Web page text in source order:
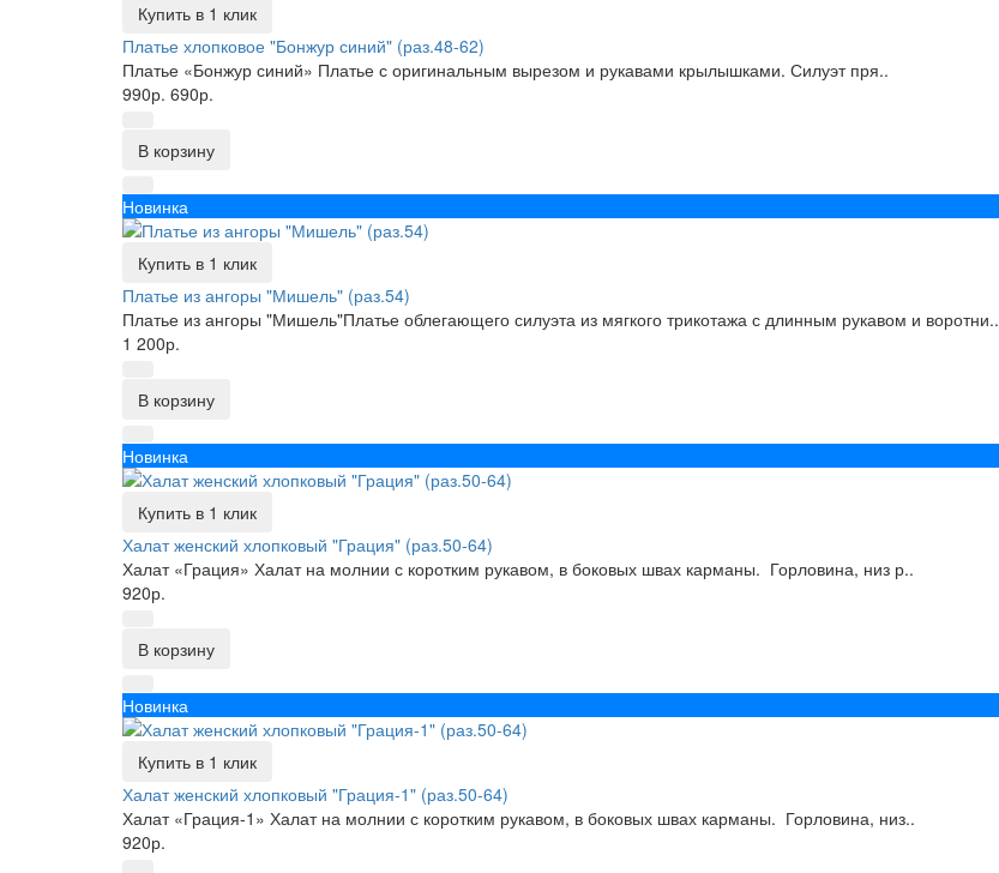
Купить в 1 клик
Платье хлопковое "Бонжур синий" (раз.48-62)
Платье «Бонжур синий» Платье с оригинальным вырезом и рукавами крылышками. Силуэт пря..
990р. 690р.
В корзину
Новинка
Купить в 1 клик
Платье из ангоры "Мишель" (раз.54)
Платье из ангоры "Мишель"Платье облегающего силуэта из мягкого трикотажа с длинным рукавом и воротни..
1 200р.
В корзину
Новинка
Купить в 1 клик
Халат женский хлопковый "Грация" (раз.50-64)
Халат «Грация» Халат на молнии с коротким рукавом, в боковых швах карманы. Горловина, низ р..
920р.
В корзину
Новинка
Купить в 1 клик
Халат женский хлопковый "Грация-1" (раз.50-64)
Халат «Грация-1» Халат на молнии с коротким рукавом, в боковых швах карманы. Горловина, низ..
920р.